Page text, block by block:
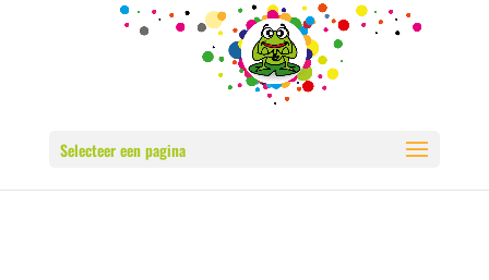
Selecteer een pagina